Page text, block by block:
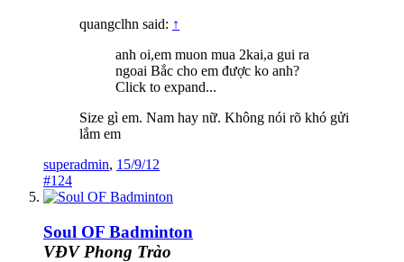
quangclhn said: ↑
anh oi,em muon mua 2kai,a gui ra
ngoai Bắc cho em được ko anh?
Click to expand...
Size gì em. Nam hay nữ. Không nói rõ khó gửi
lắm em
superadmin, 15/9/12
#124
Soul OF Badminton
VĐV Phong Trào